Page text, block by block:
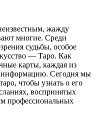
жажду
многие. Среди
судьбы, особое
— Таро. Как
карты, каждая из
информацию. Сегодня мы
чтобы узнать о его
воспринятых
профессиональных